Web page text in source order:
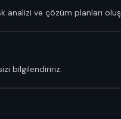
analizi ve çözüm planları
bilgilendiririz.